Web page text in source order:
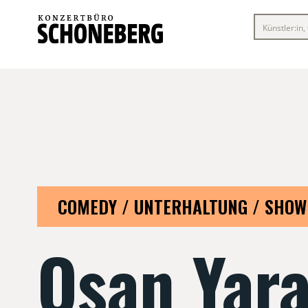
COMEDY / UNTERHALTUNG / SHOW
Osan